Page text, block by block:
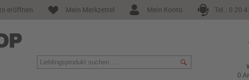
Tel.: 0 20
Mein Konto
Mein Merkzettel
eröffnen
0